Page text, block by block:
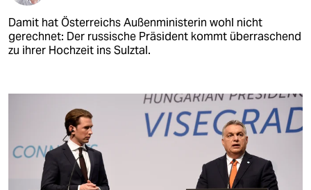
Damit hat Österreichs Außenministerin wohl nicht
gerechnet: Der russische Präsident kommt überraschend
zu ihrer Hochzeit ins Sulztal.